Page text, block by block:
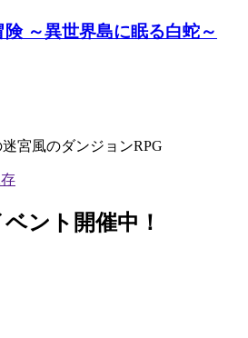
～異世界島に眠る白蛇～
宮風のダンジョンRPG
ント開催中！